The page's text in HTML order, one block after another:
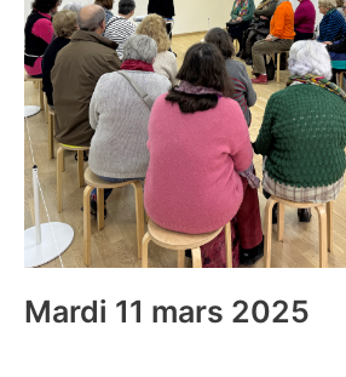
Mardi 11 mars 2025